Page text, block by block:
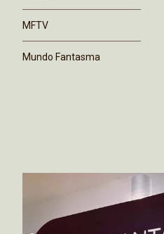
MFTV
Mundo Fantasma